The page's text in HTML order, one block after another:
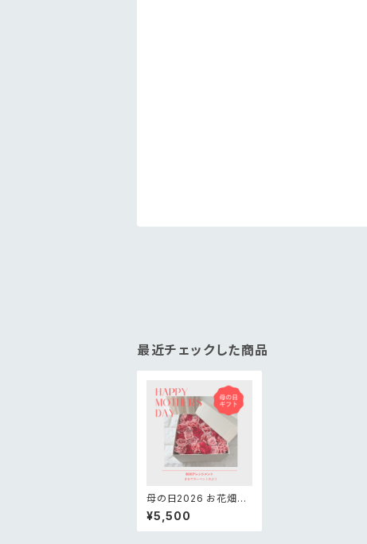
最近チェックした商品
母の日2026 お花畑B
OXアレンジメント
¥5,500